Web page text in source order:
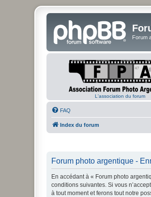
Forum
L'association du forum
FAQ
Index du forum
Forum photo argentique -
En accédant à « Forum photo
conditions suivantes. Si vous
à tout moment et ferons tout notre